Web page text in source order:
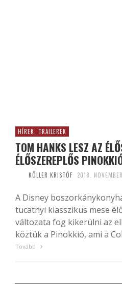
HÍREK, TRAILEREK
TOM HANKS LESZ AZ
ÉLŐSZEREPLŐS
KÖLLER KRISTÓF 2018.
A Disney
tucatnyi klasszikus mese
változata fog kikerülni az
köztük a Pinokkió, ami a
Tovább